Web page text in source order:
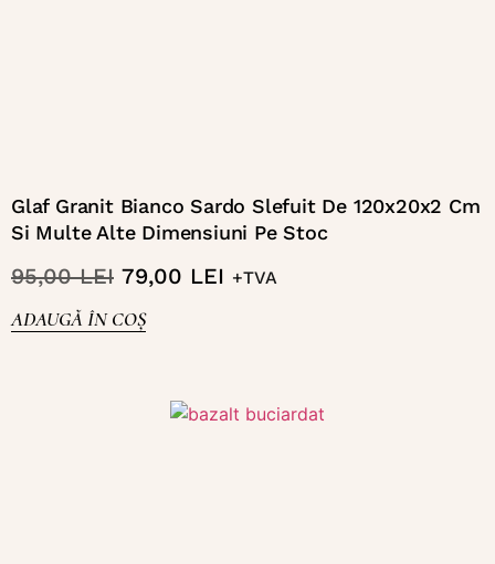
Glaf Granit Bianco Sardo Slefuit De 120x20x2 Cm
Si Multe Alte Dimensiuni Pe Stoc
95,00LEI 79,00 LEI +TVA
ADAUGĂ ÎN COȘ